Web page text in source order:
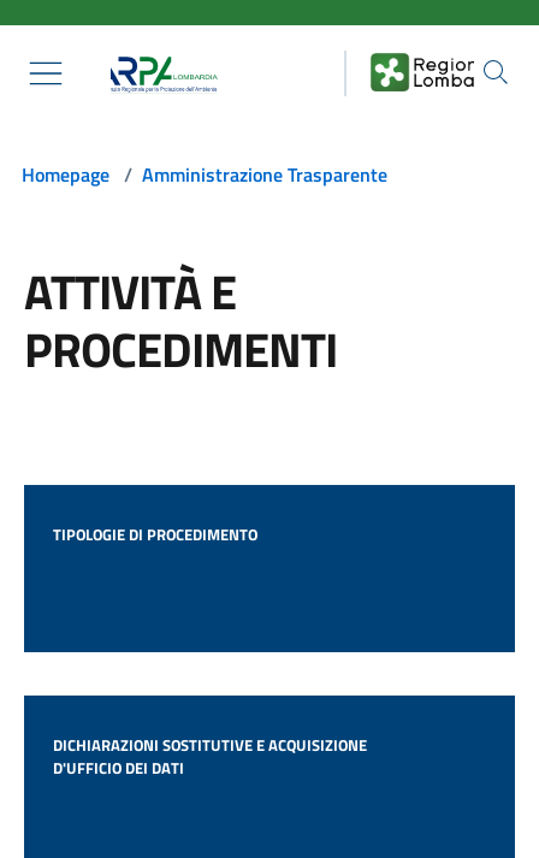
Homepage / Amministrazione Trasparente
ATTIVITÀ E
PROCEDIMENTI
TIPOLOGIE DI PROCEDIMENTO
DICHIARAZIONI SOSTITUTIVE E ACQUISIZIONE
D'UFFICIO DEI DATI